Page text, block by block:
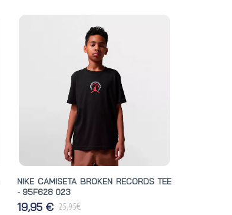
NIKE CAMISETA BROKEN RECORDS TEE
- 95F628 023
19,95 € 25,95€